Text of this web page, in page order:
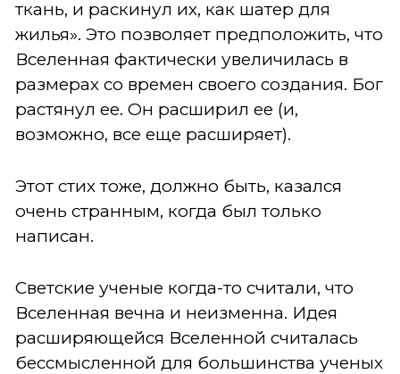
ткань, и раскинул их, как шатер для
жилья». Это позволяет предположить, что
Вселенная фактически увеличилась в
размерах со времен своего создания. Бог
растянул ее. Он расширил ее (и,
возможно, все еще расширяет).
Этот стих тоже, должно быть, казался
очень странным, когда был только
написан.
Светские ученые когда-то считали, что
Вселенная вечна и неизменна. Идея
расширяющейся Вселенной считалась
бессмысленной для большинства ученых